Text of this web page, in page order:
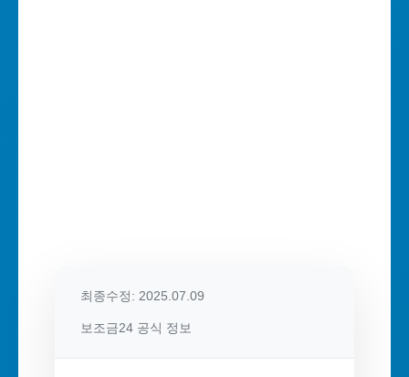
최종수정: 2025.07.09
보조금24 공식 정보